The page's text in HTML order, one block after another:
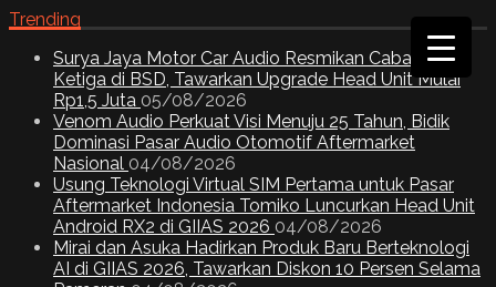
Trending
Surya Jaya Motor Car Audio Resmikan Cabang
Ketiga di BSD, Tawarkan Upgrade Head Unit Mulai
Rp1,5 Juta 05/08/2026
Venom Audio Perkuat Visi Menuju 25 Tahun, Bidik
Dominasi Pasar Audio Otomotif Aftermarket
Nasional 04/08/2026
Usung Teknologi Virtual SIM Pertama untuk Pasar
Aftermarket Indonesia Tomiko Luncurkan Head Unit
Android RX2 di GIIAS 2026 04/08/2026
Mirai dan Asuka Hadirkan Produk Baru Berteknologi
AI di GIIAS 2026, Tawarkan Diskon 10 Persen Selama